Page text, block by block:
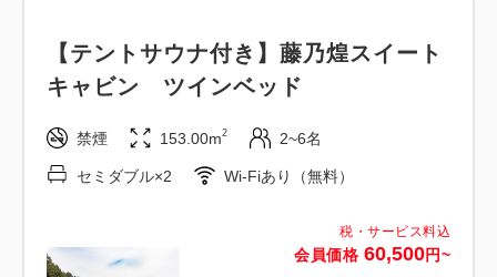
大人 名1
税・サービス料込
詳細
税・サービス料込
会員価格 60,500円~
【テントサウナ付き】藤乃煌スイート
キャビン ツインベッド
禁煙 153.00m2 2~6名
セミダブル×2 Wi-Fiあり（無料）